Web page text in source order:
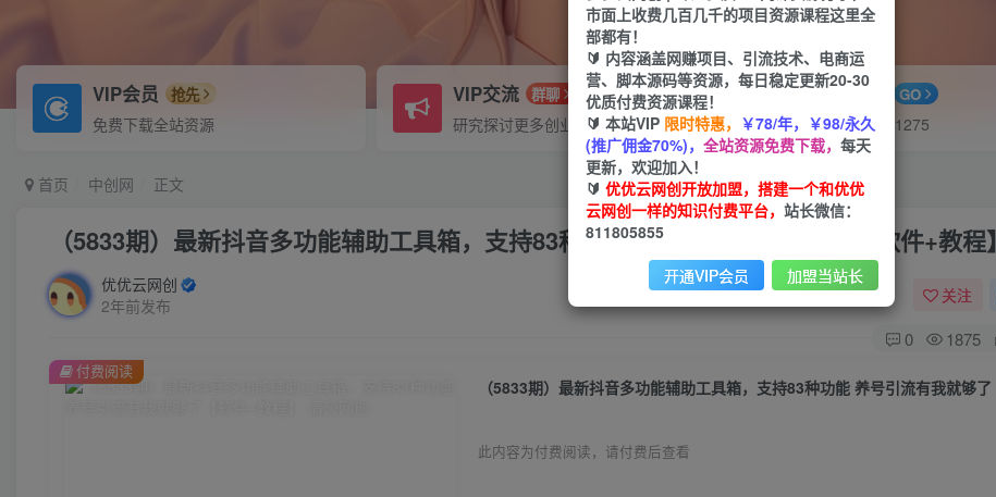
VIP会员 抢先
免费下载全站资源
VIP交流 群聊
研究探讨更多创业项目路子。
APP下载 GO
站长V：hu91275
首页 中创网 正文
（5833期）最新抖音多功能辅助工具箱，支持83种功能 养号引流有我就够了【软件+教程】
优优云网创
2年前发布
关注
0 1875
此内容为付费阅读，请付费后查看
付费阅读
市面上收费几百几千的项目资源课程这里全
部都有！
🔰 内容涵盖网赚项目、引流技术、电商运
营、脚本源码等资源，每日稳定更新20-30
优质付费资源课程！
🔰 本站VIP 限时特惠， ￥78/年，￥98/永久
(推广佣金70%)， 全站资源免费下载， 每天
更新，欢迎加入！
🔰 优优云网创开放加盟，搭建一个和优优
云网创一样的知识付费平台， 站长微信：
811805855
开通VIP会员 加盟当站长